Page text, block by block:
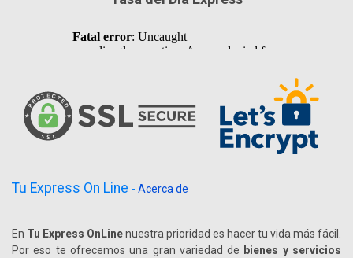
Tu Express On Line - Acerca de
En Tu Express OnLinenuestra prioridad es hacer tu vida más fácil.
Por eso te ofrecemos una gran variedad de bienes y servicios